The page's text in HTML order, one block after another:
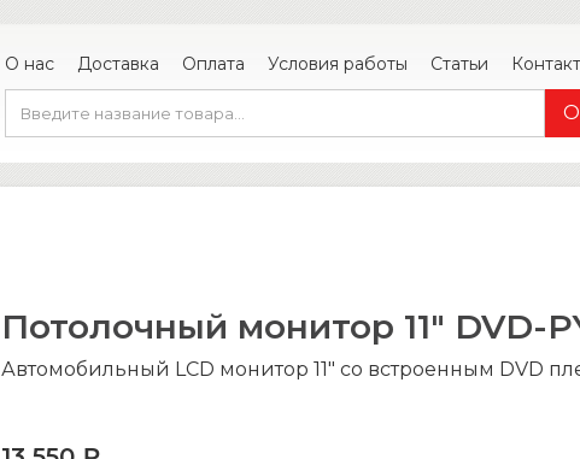
О нас Доставка Оплата Условия работы Статьи
Потолочный монитор 11″ DVD-
Автомобильный LCD монитор 11″ со встроенным DVD